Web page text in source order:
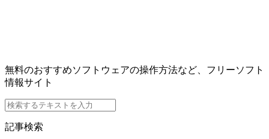
無料のおすすめソフトウェアの操作方法など、フリーソフト
情報サイト
記事検索